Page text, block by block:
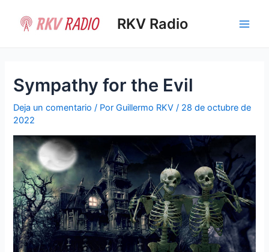
contenido
RKV Radio
Sympathy for the Evil
Deja un comentario / PorGuillermo RKV/ 28 de octubre de
2022